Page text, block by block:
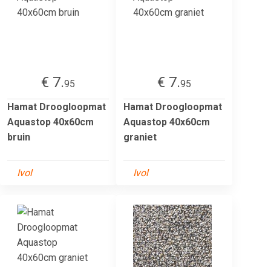
€ 7.95
Hamat Droogloopmat
Aquastop 40x60cm
bruin
Ivol
€ 7.95
Hamat Droogloopmat
Aquastop 40x60cm
graniet
Ivol